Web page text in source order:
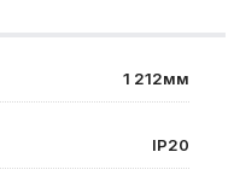
1 212мм
IP20